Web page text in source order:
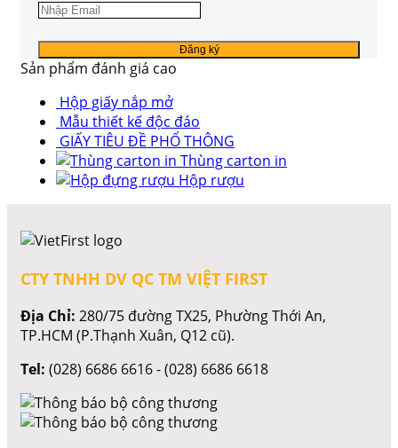
Sản phẩm đánh giá cao
Hộp giấy nắp mở
Mẫu thiết kế độc đáo
GIẤY TIÊU ĐỀ PHỔ THÔNG
Thùng carton in
Hộp rượu
CTY TNHH DV QC TM VIỆT FIRST
Địa Chỉ: 280/75 đường TX25, Phường Thới An,
TP.HCM (P.Thạnh Xuân, Q12 cũ).
Tel: (028) 6686 6616 - (028) 6686 6618